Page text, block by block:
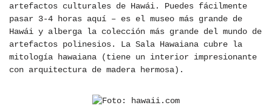
artefactos culturales de Hawái. Puedes fácilmente
pasar 3-4 horas aquí – es el museo más grande de
Hawái y alberga la colección más grande del mundo de
artefactos polinesios. La Sala Hawaiana cubre la
mitología hawaiana (tiene un interior impresionante
con arquitectura de madera hermosa).